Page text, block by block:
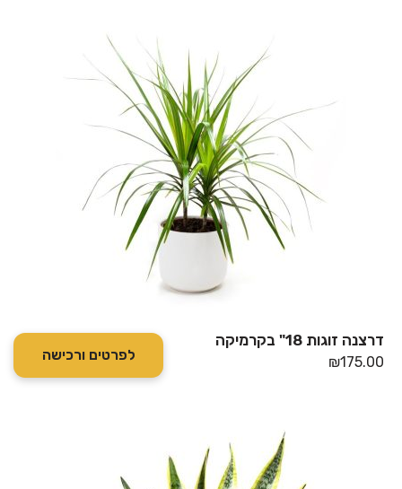
דרצנה זוגות 18" בקרמיקה
₪175.00 לפרטים ורכישה